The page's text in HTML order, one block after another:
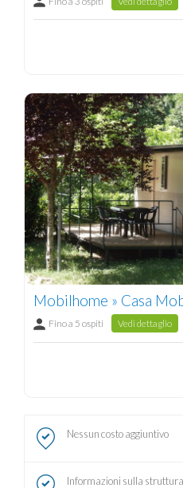
Mobilhome » Casa
Fino a 5 ospiti Vedi dettaglio
Nessun costo aggiuntivo
Informazioni sulla